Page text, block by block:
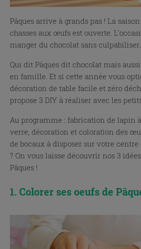
Pâques arrive à grands pas ! La
chasses aux œufs est ouverte.
manger du chocolat sans culpabiliser.
Qui dit Pâques dit chocolat mais
en famille. Et si cette année vous
décoration de table facile et zéro
propose 3 DIY à réaliser avec les
Au programme : fabrication de lapin à
verre, décoration et coloration des
de bocaux à disposer sur votre
? On vous laisse découvrir nos 3
Pâques !
1. Colorer ses oeufs de